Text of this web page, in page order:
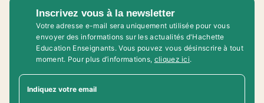
Inscrivez vous à la newsletter
Votre adresse e-mail sera uniquement utilisée pour vous
envoyer des informations sur les actualités d'Hachette
Education Enseignants. Vous pouvez vous désinscrire à tout
moment. Pour plus d’informations, cliquez ici.
Indiquez votre email